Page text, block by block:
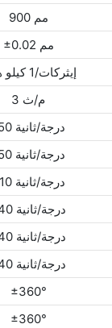
900 مم
±0.02 مم
إيثركات/1 كيلو هرتز
3 م/ث
150 درجة/ثانية
150 درجة/ثانية
210 درجة/ثانية
240 درجة/ثانية
240 درجة/ثانية
240 درجة/ثانية
±360°
±360°